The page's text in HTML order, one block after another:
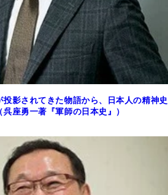
投影されてきた物語から、日本人の精神史
座勇一著『軍師の日本史』）